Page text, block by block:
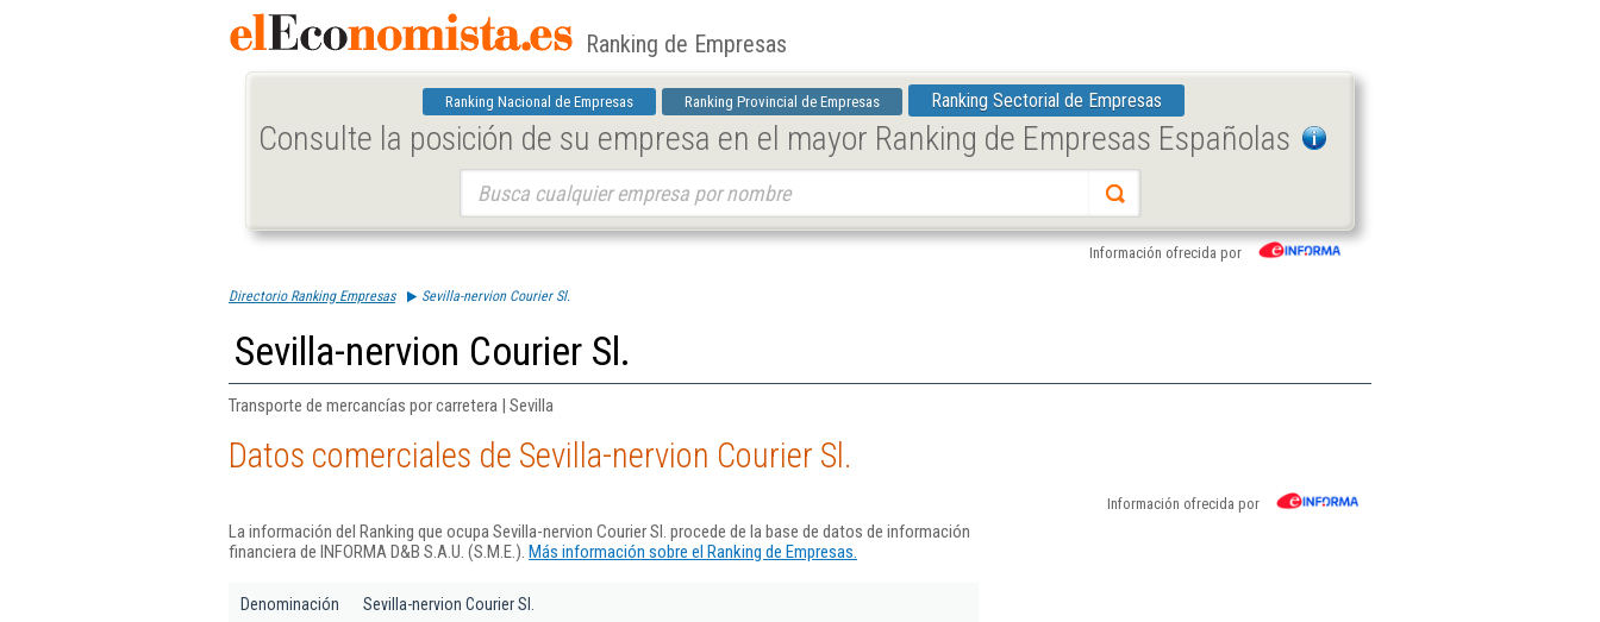
Ranking de Empresas
Ranking Nacional de Empresas Ranking Provincial de Empresas Ranking Sectorial de Empresas
Consulte la posición de su empresa en el mayor Ranking de Empresas Españolas
Información ofrecida por
Directorio Ranking Empresas Sevilla-nervion Courier Sl.
Sevilla-nervion Courier Sl.
Transporte de mercancías por carretera | Sevilla
Datos comerciales de Sevilla-nervion Courier Sl.
Información ofrecida por
La información del Ranking que ocupa Sevilla-nervion Courier Sl. procede de la base de datos de información
financiera de INFORMA D&B S.A.U. (S.M.E.). Más información sobre el Ranking de Empresas.
Denominación Sevilla-nervion Courier Sl.